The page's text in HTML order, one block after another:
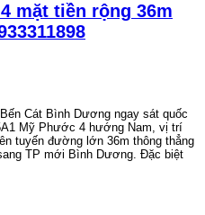
mặt tiền rộng 36m
Cát Bình Dương ngay sát quốc
Mỹ Phước 4 hướng Nam, vị trí
tuyến đường lớn 36m thông thẳng
TP mới Bình Dương. Đặc biệt